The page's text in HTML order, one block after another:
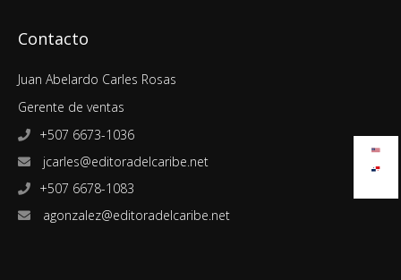
Contacto
Juan Abelardo Carles Rosas
Gerente de ventas
+507 6673-1036
jcarles@editoradelcaribe.net
+507 6678-1083
agonzalez@editoradelcaribe.net